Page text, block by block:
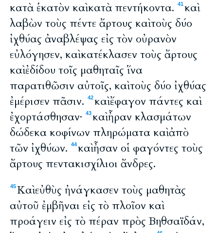
κατὰ ἑκατὸν καὶ κατὰ πεντήκοντα.
41καὶ
λαβὼν τοὺς πέντε ἄρτους καὶ τοὺς δύο
ἰχθύας ἀναβλέψας εἰς τὸν οὐρανὸν
εὐλόγησεν, καὶ κατέκλασεν τοὺς ἄρτους
καὶ ἐδίδου τοῖς μαθηταῖς ἵνα
παρατιθῶσιν αὐτοῖς, καὶ τοὺς δύο ἰχθύας
ἐμέρισεν πᾶσιν.
42καὶ ἔφαγον πάντες καὶ
ἐχορτάσθησαν·
43καὶ ἦραν κλασμάτων
δώδεκα κοφίνων πληρώματα καὶ ἀπὸ
τῶν ἰχθύων.
44καὶ ἦσαν οἱ φαγόντες τοὺς
ἄρτους πεντακισχίλιοι ἄνδρες.
45Καὶ εὐθὺς ἠνάγκασεν τοὺς μαθητὰς
αὐτοῦ ἐμβῆναι εἰς τὸ πλοῖον καὶ
προάγειν εἰς τὸ πέραν πρὸς Βηθσαϊδάν,